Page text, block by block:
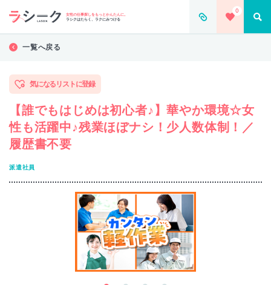
女性の仕事探しをもっとかんたんに。
ラシクはたらく、ラクにみつける
0
一覧へ戻る
気になるリストに登録
【誰でもはじめは初心者♪】華やか環境☆女
性も活躍中♪残業ほぼナシ！少人数体制！／
履歴書不要
派遣社員